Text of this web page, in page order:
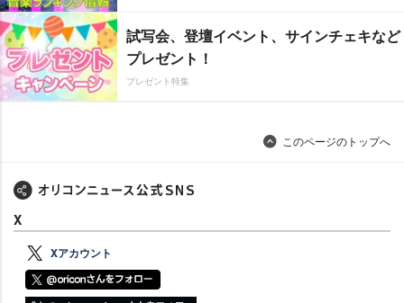
試写会、登壇イベント、サインチェキなど
プレゼント！
プレゼント特集
このページのトップへ
X
Xアカウント